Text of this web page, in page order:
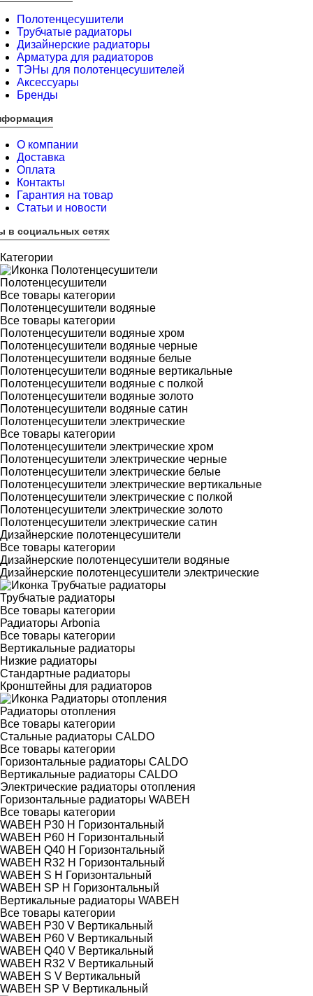
Полотенцесушители
Трубчатые радиаторы
Дизайнерские радиаторы
Арматура для радиаторов
ТЭНы для полотенцесушителей
Аксессуары
Бренды
О компании
Доставка
Оплата
Контакты
Гарантия на товар
Статьи и новости
в социальных сетях
Категории
Полотенцесушители
Все товары категории
Полотенцесушители водяные
Все товары категории
Полотенцесушители водяные хром
Полотенцесушители водяные черные
Полотенцесушители водяные белые
Полотенцесушители водяные вертикальные
Полотенцесушители водяные с полкой
Полотенцесушители водяные золото
Полотенцесушители водяные сатин
Полотенцесушители электрические
Все товары категории
Полотенцесушители электрические хром
Полотенцесушители электрические черные
Полотенцесушители электрические белые
Полотенцесушители электрические вертикальные
Полотенцесушители электрические с полкой
Полотенцесушители электрические золото
Полотенцесушители электрические сатин
Дизайнерские полотенцесушители
Все товары категории
Дизайнерские полотенцесушители водяные
Дизайнерские полотенцесушители электрические
Трубчатые радиаторы
Все товары категории
Радиаторы Arbonia
Все товары категории
Вертикальные радиаторы
Низкие радиаторы
Стандартные радиаторы
Кронштейны для радиаторов
Радиаторы отопления
Все товары категории
Стальные радиаторы CALDO
Все товары категории
Горизонтальные радиаторы CALDO
Вертикальные радиаторы CALDO
Электрические радиаторы отопления
Горизонтальные радиаторы WABEH
Все товары категории
WABEH P30 H Горизонтальный
WABEH P60 H Горизонтальный
WABEH Q40 H Горизонтальный
WABEH R32 H Горизонтальный
WABEH S H Горизонтальный
WABEH SP H Горизонтальный
Вертикальные радиаторы WABEH
Все товары категории
WABEH P30 V Вертикальный
WABEH P60 V Вертикальный
WABEH Q40 V Вертикальный
WABEH R32 V Вертикальный
WABEH S V Вертикальный
WABEH SP V Вертикальный